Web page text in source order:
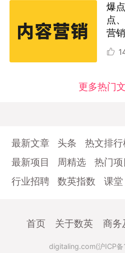
爆
点
营
更多热门
最新文章 头条 热文排
最新项目
周精选 热门
行业招聘
数英指数 课堂
首页 关于数英 商务
digitaling.com(沪ICP